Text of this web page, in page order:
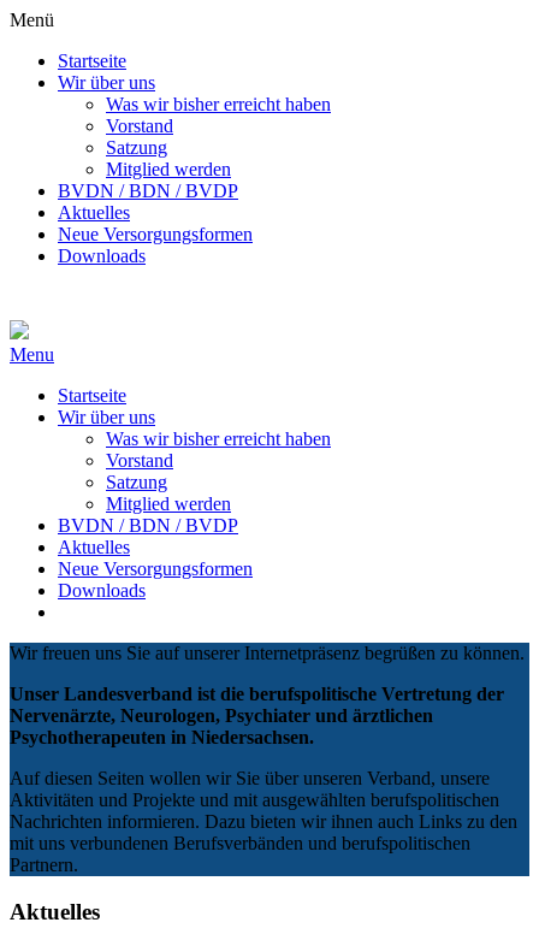
Menü
Startseite
Wir über uns
Was wir bisher erreicht haben
Vorstand
Satzung
Mitglied werden
BVDN / BDN / BVDP
Aktuelles
Neue Versorgungsformen
Downloads
Menu
Startseite
Wir über uns
Was wir bisher erreicht haben
Vorstand
Satzung
Mitglied werden
BVDN / BDN / BVDP
Aktuelles
Neue Versorgungsformen
Downloads
Wir freuen uns Sie auf unserer Internetpräsenz begrüßen zu können.
Unser Landesverband ist die berufspolitische Vertretung der
Nervenärzte, Neurologen, Psychiater und ärztlichen
Psychotherapeuten in Niedersachsen.
Auf diesen Seiten wollen wir Sie über unseren Verband, unsere
Aktivitäten und Projekte und mit ausgewählten berufspolitischen
Nachrichten informieren. Dazu bieten wir ihnen auch Links zu den
mit uns verbundenen Berufsverbänden und berufspolitischen
Partnern.
Aktuelles